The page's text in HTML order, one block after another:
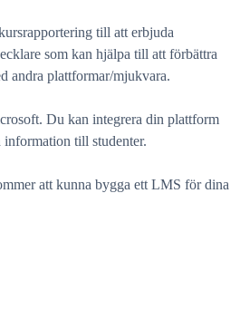
till att erbjuda
som kan hjälpa till att förbättra
andra plattformar/mjukvara.
Du kan integrera din plattform
till studenter.
att kunna bygga ett LMS för dina